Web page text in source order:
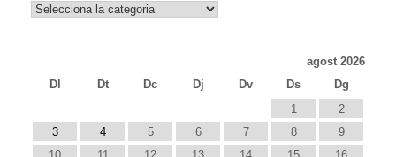
Notícies
agost 2026
Dl
Dt Dc Dj Dv Ds
Dg
1
2
3
4 5 6 7 8
9